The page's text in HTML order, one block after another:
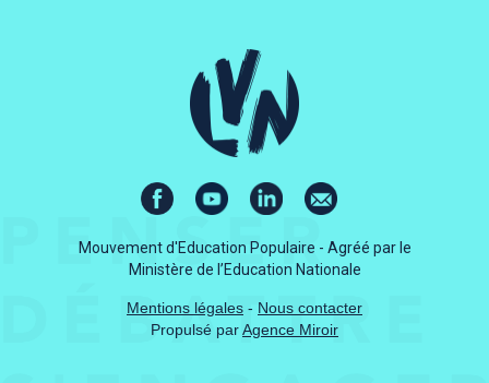
Mouvement d'Education Populaire - Agréé par le
Ministère de l’Education Nationale
Mentions légales - Nous contacter
Propulsé parAgence Miroir